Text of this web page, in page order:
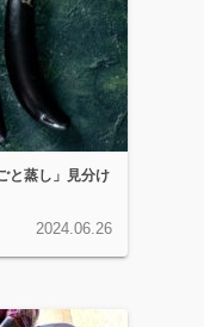
と蒸し」見分け
2024.06.26